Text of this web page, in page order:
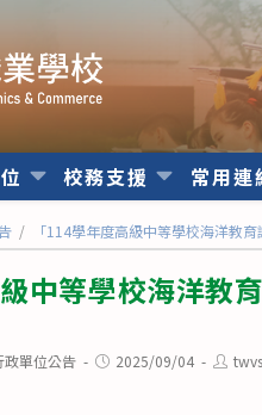
校務支援 常用連
/ 「114學年度高級中等學校海洋教
中等學校海洋教
政單位公告
Post2025/09/04
Post